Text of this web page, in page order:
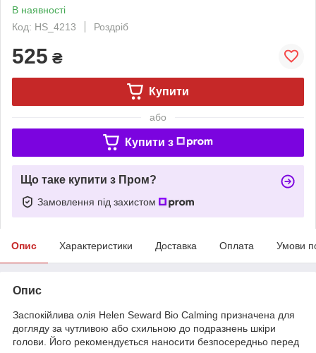
В наявності
Код: HS_4213
Роздріб
525 ₴
Купити
або
Купити з
Що таке купити з Пром?
Замовлення під захистом
Опис Характеристики Доставка Оплата Умови
Опис
Заспокійлива олія Helen Seward Bio Calming призначена для
догляду за чутливою або схильною до подразнень шкіри
голови. Його рекомендується наносити безпосередньо перед